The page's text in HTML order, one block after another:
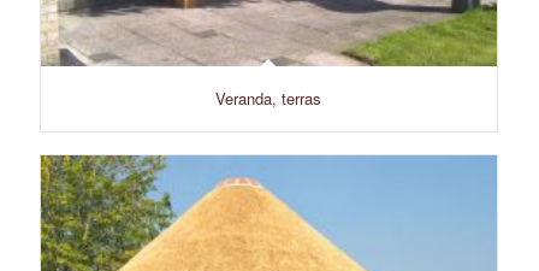
Veranda, terras